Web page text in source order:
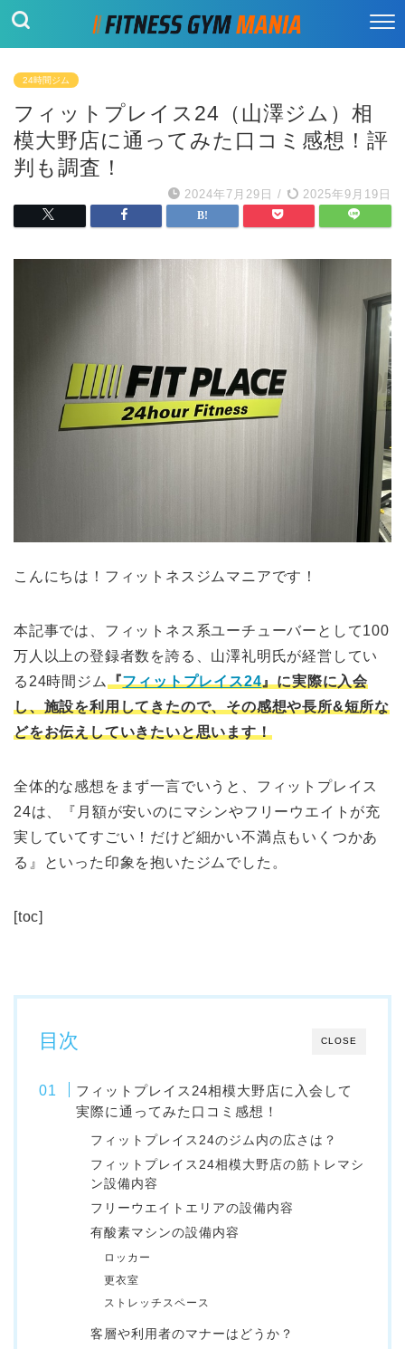
24時間ジム
フィットプレイス24（山澤ジム）相
模大野店に通ってみた口コミ感想！評
判も調査！
2024年7月29日 / 2025年9月19日
こんにちは！フィットネスジムマニアです！
本記事では、フィットネス系ユーチューバーとして100
万人以上の登録者数を誇る、山澤礼明氏が経営してい
る24時間ジム『フィットプレイス24』に実際に入会
し、施設を利用してきたので、その感想や長所&短所な
どをお伝えしていきたいと思います！
全体的な感想をまず一言でいうと、フィットプレイス
24は、『月額が安いのにマシンやフリーウエイトが充
実していてすごい！だけど細かい不満点もいくつかあ
る』といった印象を抱いたジムでした。
[toc]
CLOSE
目次
フィットプレイス24相模大野店に入会して
実際に通ってみた口コミ感想！
フィットプレイス24のジム内の広さは？
フィットプレイス24相模大野店の筋トレマシ
ン設備内容
フリーウエイトエリアの設備内容
有酸素マシンの設備内容
ロッカー
更衣室
ストレッチスペース
客層や利用者のマナーはどうか？